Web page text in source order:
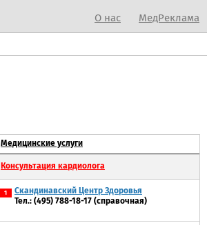
О нас МедРеклама
Медицинские услуги
Консультация кардиолога
1
Скандинавский Центр Здоровья
Тел.: (495) 788-18-17 (справочная)